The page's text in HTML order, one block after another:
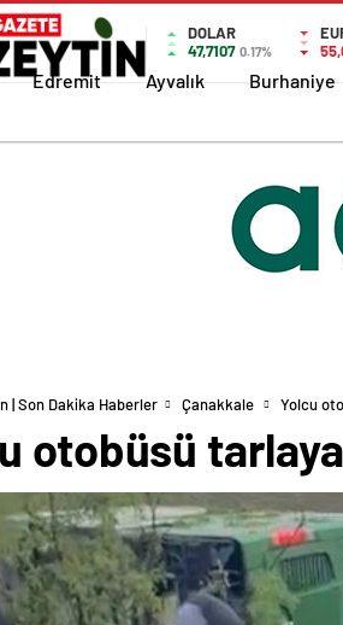
DOLAR
47,7107 0.17%
Edremit Ayvalık Burhaniye
| Son Dakika Haberler Çanakkale Yolcu
otobüsü